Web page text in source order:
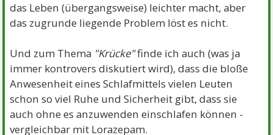
das Leben (übergangsweise) leichter macht, aber
das zugrunde liegende Problem löst es nicht.
Und zum Thema "Krücke"finde ich auch (was ja
immer kontrovers diskutiert wird), dass die bloße
Anwesenheit eines Schlafmittels vielen Leuten
schon so viel Ruhe und Sicherheit gibt, dass sie
auch ohne es anzuwenden einschlafen können -
vergleichbar mit Lorazepam.